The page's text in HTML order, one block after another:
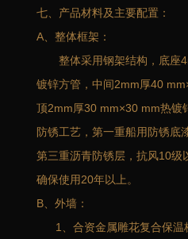
七、产品材料及主要配置：
A、整体框架：
整体采用钢架结构，底座
镀锌方管，中间2mm厚40
顶2mm厚30 mm×30 mm热镀
防锈工艺，第一重船用防锈底
第三重沥青防锈层，抗风10级
确保使用20年以上。
B、外墙：
1、合资金属雕花复合保温